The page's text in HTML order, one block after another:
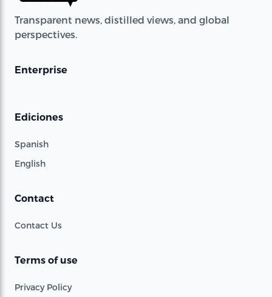
Transparent news, distilled views, and global
perspectives.
Enterprise
Ediciones
Spanish
English
Contact
Contact Us
Terms of use
Privacy Policy